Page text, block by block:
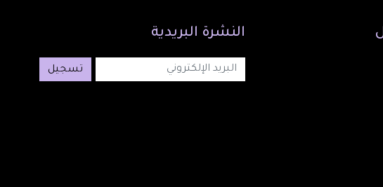
النشرة البريدية
تسجيل